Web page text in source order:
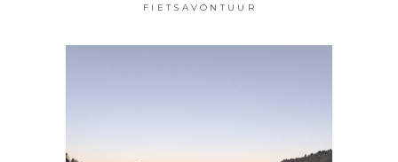
FIETSAVONTUUR